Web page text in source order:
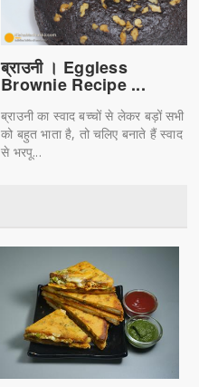
ब्राउनी । Eggless
Brownie Recipe ...
ब्राउनी का स्वाद बच्चों से लेकर बड़ों सभी
को बहुत भाता है, तो चलिए बनाते हैं स्वाद
से भरपू...